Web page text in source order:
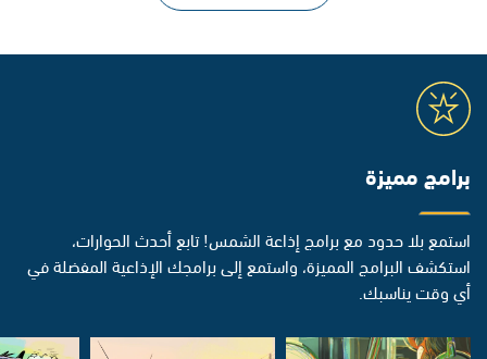
برامج مميزة
استمع بلا حدود مع برامج إذاعة الشمس! تابع أحدث الحوارات،
استكشف البرامج المميزة، واستمع إلى برامجك الإذاعية المفضلة في
أي وقت يناسبك.